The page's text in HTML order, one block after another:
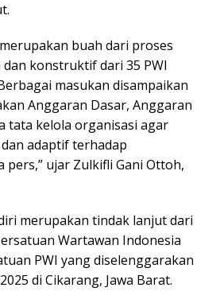
buah dari proses
konstruktif dari 35 PWI
masukan disampaikan
Anggaran Dasar, Anggaran
tata kelola organisasi agar
adaptif terhadap
pers,” ujar Zulkifli Gani Ottoh,
merupakan tindak lanjut dari
Wartawan Indonesia
PWI yang diselenggarakan
di Cikarang, Jawa Barat.